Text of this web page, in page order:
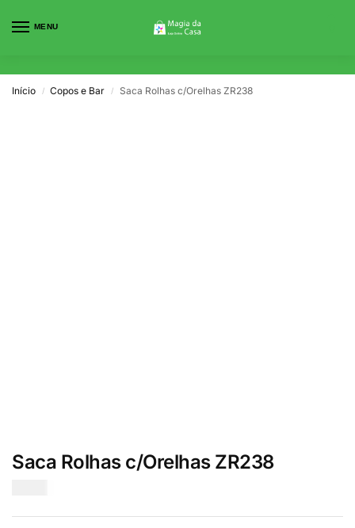
MENU
Início / Copos e Bar / Saca Rolhas c/Orelhas ZR238
Saca Rolhas c/Orelhas ZR238